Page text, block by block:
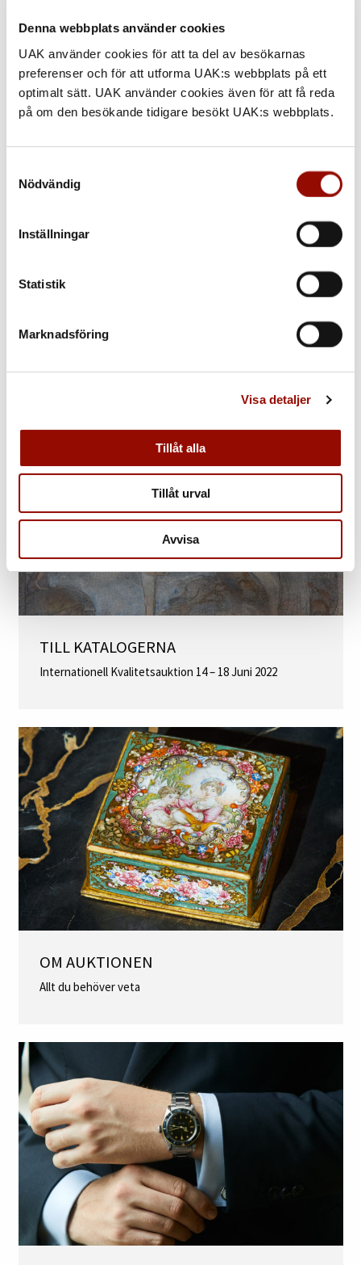
Denna webbplats använder cookies
UAK använder cookies för att ta del av besökarnas
preferenser och för att utforma UAK:s webbplats på ett
optimalt sätt. UAK använder cookies även för att få reda
på om den besökande tidigare besökt UAK:s webbplats.
Nödvändig
Inställningar
Statistik
Marknadsföring
Visa detaljer
Tillåt alla
Tillåt urval
Avvisa
TILL KATALOGERNA
Internationell Kvalitetsauktion 14 – 18 Juni 2022
OM AUKTIONEN
Allt du behöver veta